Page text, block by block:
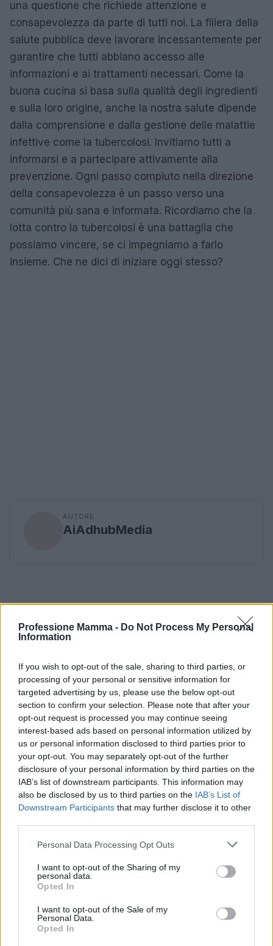
Professione Mamma - Do Not Process My Personal
Information
If you wish to opt-out of the sale, sharing to third parties, or
processing of your personal or sensitive information for
targeted advertising by us, please use the below opt-out
section to confirm your selection. Please note that after your
opt-out request is processed you may continue seeing
interest-based ads based on personal information utilized by
us or personal information disclosed to third parties prior to
your opt-out. You may separately opt-out of the further
disclosure of your personal information by third parties on the
IAB’s list of downstream participants. This information may
also be disclosed by us to third parties on the IAB’s List of
Downstream Participants that may further disclose it to other
Please note that this website/app uses one or more Google
not limited to your visit or usage behaviour. You may click to
grant or deny consent to Google and its third-party tags to
use your data for below specified purposes in below Google
consent section.
Personal Data Processing Opt Outs
I want to opt-out of the Sharing of my
personal data.
Opted In
I want to opt-out of the Sale of my
Personal Data.
Opted In
una questione che richiede attenzione e
consapevolezza da parte di tutti noi. La filiera della
salute pubblica deve lavorare incessantemente per
garantire che tutti abbiano accesso alle
informazioni e ai trattamenti necessari. Come la
buona cucina si basa sulla qualità degli ingredienti
e sulla loro origine, anche la nostra salute dipende
dalla comprensione e dalla gestione delle malattie
infettive come la tubercolosi. Invitiamo tutti a
informarsi e a partecipare attivamente alla
prevenzione. Ogni passo compiuto nella direzione
della consapevolezza è un passo verso una
comunità più sana e informata. Ricordiamo che la
lotta contro la tubercolosi è una battaglia che
possiamo vincere, se ci impegniamo a farlo
insieme. Che ne dici di iniziare oggi stesso?
AUTORE
AiAdhubMedia
Continua a leggere
NEWS E ATTUALITÀ